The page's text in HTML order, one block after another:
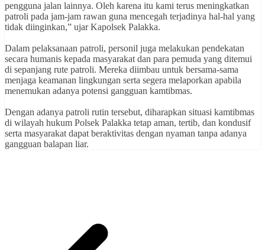
pengguna jalan lainnya. Oleh karena itu kami terus meningkatkan
patroli pada jam-jam rawan guna mencegah terjadinya hal-hal yang
tidak diinginkan,” ujar Kapolsek Palakka.
‎Dalam pelaksanaan patroli, personil juga melakukan pendekatan
secara humanis kepada masyarakat dan para pemuda yang ditemui
di sepanjang rute patroli. Mereka diimbau untuk bersama-sama
menjaga keamanan lingkungan serta segera melaporkan apabila
menemukan adanya potensi gangguan kamtibmas.
‎Dengan adanya patroli rutin tersebut, diharapkan situasi kamtibmas
di wilayah hukum Polsek Palakka tetap aman, tertib, dan kondusif
serta masyarakat dapat beraktivitas dengan nyaman tanpa adanya
gangguan balapan liar.